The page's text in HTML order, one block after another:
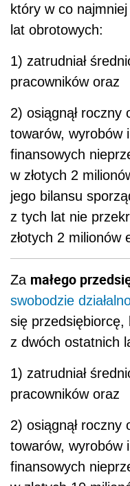
który w co
lat obrotowych:
1) zatrudniał
pracowników oraz
2) osiągnął
towarów, wyrobów
finansowych
w złotych 2
jego bilansu
z tych lat nie
złotych 2 milionów
Za małego
swobodzie
się przedsiębiorcę,
z dwóch ostatnich
1) zatrudniał
pracowników oraz
2) osiągnął
towarów, wyrobów
finansowych